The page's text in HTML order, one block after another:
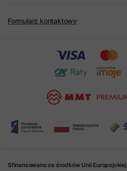
Formularz kontaktowy
Sfinansowano ze środków Unii Europejskiej